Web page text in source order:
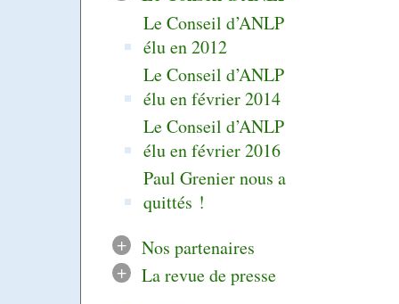
Le Conseil d’ANLP
élu en 2012
Le Conseil d’ANLP
élu en février 2014
Le Conseil d’ANLP
élu en février 2016
Paul Grenier nous a
quittés !
+
Nos partenaires
+
La revue de presse